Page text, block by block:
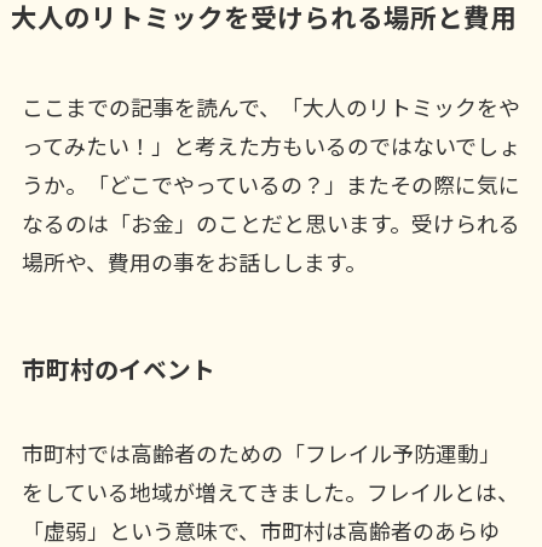
大人のリトミックを受けられる場所と費用
ここまでの記事を読んで、「大人のリトミックをや
ってみたい！」と考えた方もいるのではないでしょ
うか。「どこでやっているの？」またその際に気に
なるのは「お金」のことだと思います。受けられる
場所や、費用の事をお話しします。
市町村のイベント
市町村では高齢者のための「フレイル予防運動」
をしている地域が増えてきました。フレイルとは、
「虚弱」という意味で、市町村は高齢者のあらゆ